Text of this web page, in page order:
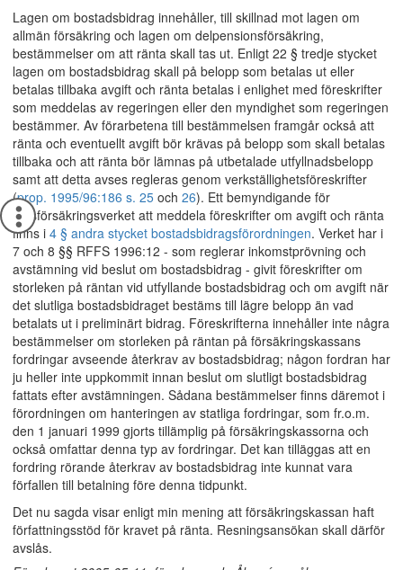
Lagen om bostadsbidrag innehåller, till skillnad mot lagen om
allmän försäkring och lagen om delpensionsförsäkring,
bestämmelser om att ränta skall tas ut. Enligt 22 § tredje stycket
lagen om bostadsbidrag skall på belopp som betalas ut eller
betalas tillbaka avgift och ränta betalas i enlighet med föreskrifter
som meddelas av regeringen eller den myndighet som regeringen
bestämmer. Av förarbetena till bestämmelsen framgår också att
ränta och eventuellt avgift bör krävas på belopp som skall betalas
tillbaka och att ränta bör lämnas på utbetalade utfyllnadsbelopp
samt att detta avses regleras genom verkställighetsföreskrifter
(prop. 1995/96:186 s. 25 och 26). Ett bemyndigande för
Riksförsäkringsverket att meddela föreskrifter om avgift och ränta
finns i 4 § andra stycket bostadsbidragsförordningen. Verket har i
7 och 8 §§ RFFS 1996:12 - som reglerar inkomstprövning och
avstämning vid beslut om bostadsbidrag - givit föreskrifter om
storleken på räntan vid utfyllande bostadsbidrag och om avgift när
det slutliga bostadsbidraget bestäms till lägre belopp än vad
betalats ut i preliminärt bidrag. Föreskrifterna innehåller inte några
bestämmelser om storleken på räntan på försäkringskassans
fordringar avseende återkrav av bostadsbidrag; någon fordran har
ju heller inte uppkommit innan beslut om slutligt bostadsbidrag
fattats efter avstämningen. Sådana bestämmelser finns däremot i
förordningen om hanteringen av statliga fordringar, som fr.o.m.
den 1 januari 1999 gjorts tillämplig på försäkringskassorna och
också omfattar denna typ av fordringar. Det kan tilläggas att en
fordring rörande återkrav av bostadsbidrag inte kunnat vara
förfallen till betalning före denna tidpunkt.
Det nu sagda visar enligt min mening att försäkringskassan haft
författningsstöd för kravet på ränta. Resningsansökan skall därför
avslås.